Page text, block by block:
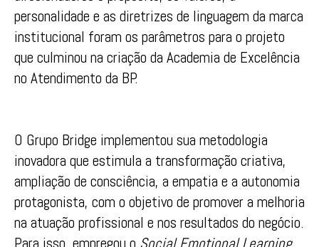
personalidade e as diretrizes de linguagem da marca
institucional foram os parâmetros para o projeto
que culminou na criação da Academia de Excelência
no Atendimento da BP.
O Grupo Bridge implementou sua metodologia
inovadora que estimula a transformação criativa,
ampliação de consciência, a empatia e a autonomia
protagonista, com o objetivo de promover a melhoria
na atuação profissional e nos resultados do negócio.
Para isso, empregou o Social Emotional Learning